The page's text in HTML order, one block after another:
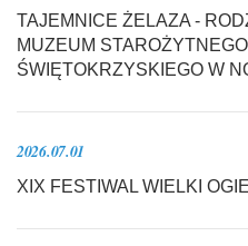
TAJEMNICE ŻELAZA -
MUZEUM
ŚWIĘTOKRZYSKIEGO W
2026.07.01
XIX FESTIWAL WIELKI